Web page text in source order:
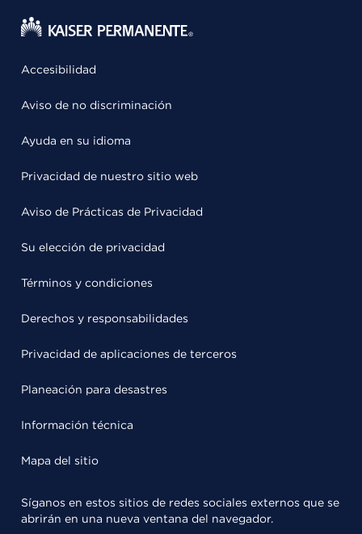
Accesibilidad
Aviso de no discriminación
Ayuda en su idioma
Privacidad de nuestro sitio web
Aviso de Prácticas de Privacidad
Su elección de privacidad
Términos y condiciones
Derechos y responsabilidades
Privacidad de aplicaciones de terceros
Planeación para desastres
Información técnica
Mapa del sitio
Síganos en estos sitios de redes sociales externos que se
abrirán en una nueva ventana del navegador.